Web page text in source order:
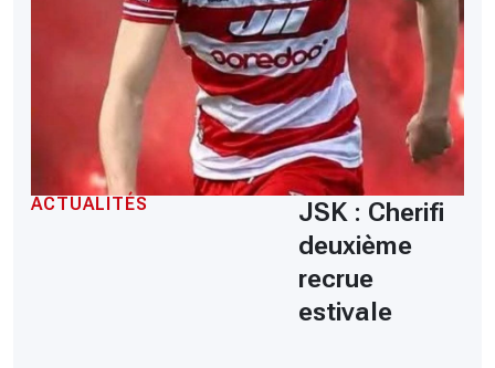
ACTUALITÉS
JSK : Cherifi
deuxième
recrue
estivale